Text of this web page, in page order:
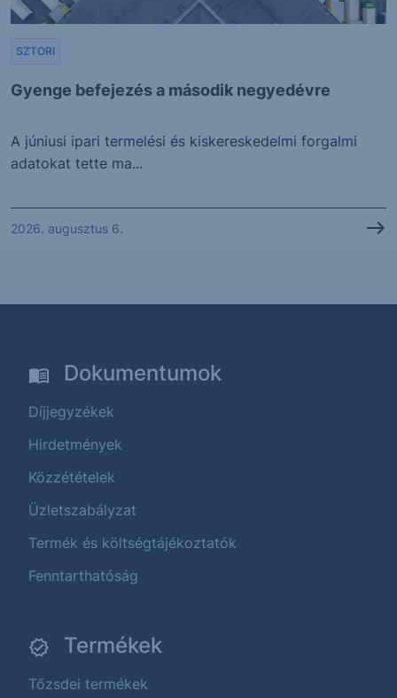
Gyenge befejezés a második negyedévre
SZTORI
A júniusi ipari termelési és kiskereskedelmi forgalmi
adatokat tette ma...
2026. augusztus 6.
Dokumentumok
Díjjegyzékek
Hirdetmények
Közzétételek
Üzletszabályzat
Termék és költségtájékoztatók
Fenntarthatóság
Termékek
Tőzsdei termékek